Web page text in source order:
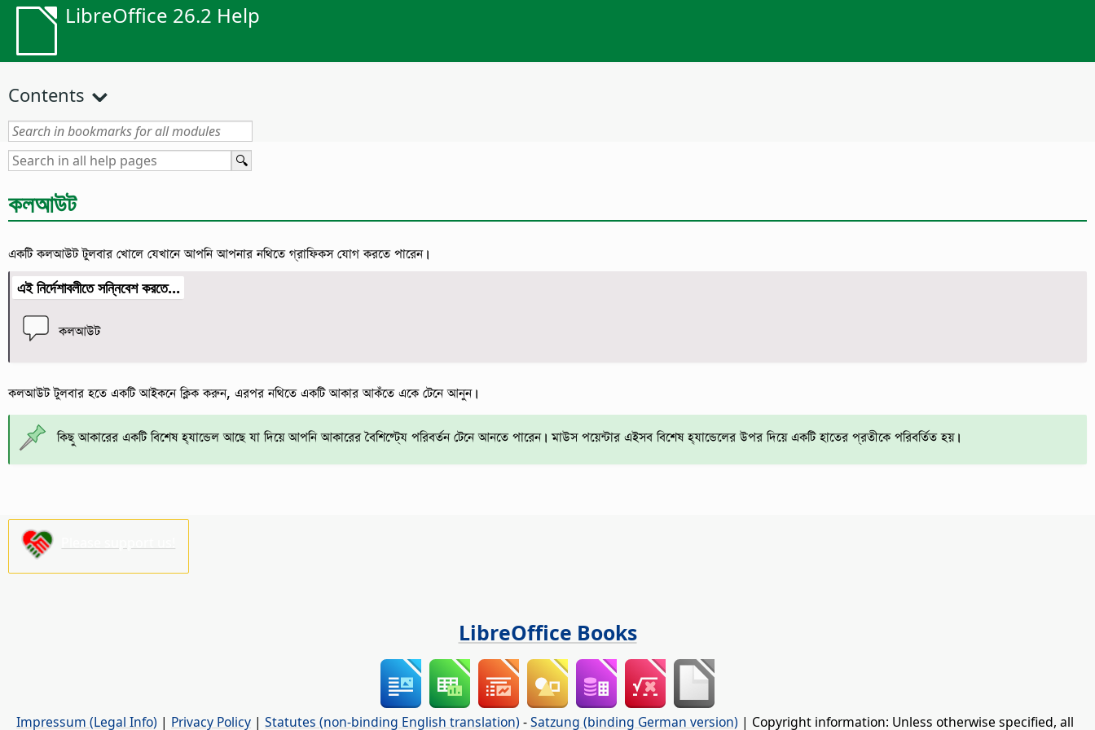
LibreOffice 26.2 Help
Contents
কলআউট
একটি কলআউট টুলবার খোলে যেখানে আপনি আপনার নথিতে গ্রাফিকস যোগ করতে পারেন।
এই নির্দেশাবলীতে সন্নিবেশ করতে...
কলআউট
কলআউট টুলবার হতে একটি আইকনে ক্লিক করুন, এরপর নথিতে একটি আকার আকঁতে একে টেনে আনুন।
কিছু আকারের একটি বিশেষ হ্যান্ডেল আছে যা দিয়ে আপনি আকারের বৈশিষ্ট্যে পরিবর্তন টেনে আনতে পারেন। মাউস পয়েন্টার এইসব বিশেষ হ্যান্ডেলের উপর দিয়ে একটি হাতের প্রতীকে পরিবর্তিত হয়।
LibreOffice Books
Impressum (Legal Info) | Privacy Policy | Statutes (non-binding English translation) -Satzung (binding German version) | Copyright information: Unless otherwise specified, all